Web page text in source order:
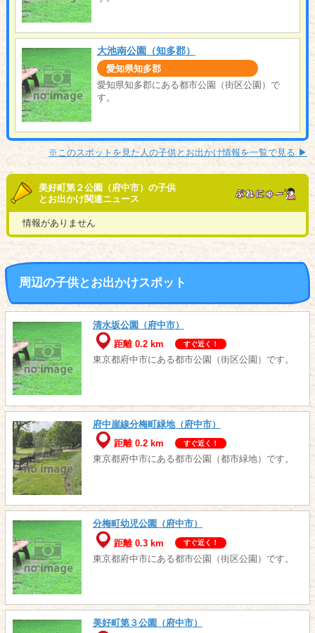
大池南公園（知多郡）
愛知県知多郡
愛知県知多郡にある都市公園（街区公園）で
す。
※このスポットを見た人の子供とお出かけ情報を一覧で見る ▶︎
美好町第２公園（府中市）の子供
とお出かけ関連ニュース
情報がありません
周辺の子供とお出かけスポット
清水坂公園（府中市）
距離 0.2 km
すぐ近く！
東京都府中市にある都市公園（街区公園）です。
府中崖線分梅町緑地（府中市）
距離 0.2 km
すぐ近く！
東京都府中市にある都市公園（都市緑地）です。
分梅町幼児公園（府中市）
距離 0.3 km
すぐ近く！
東京都府中市にある都市公園（街区公園）です。
美好町第３公園（府中市）